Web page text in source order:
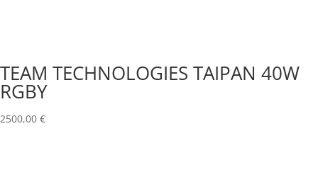
TEAM TECHNOLOGIES TAIPAN 40W
RGBY
2500,00 €